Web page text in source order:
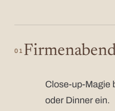
01
Close-up-Magie
oder Dinner ein.